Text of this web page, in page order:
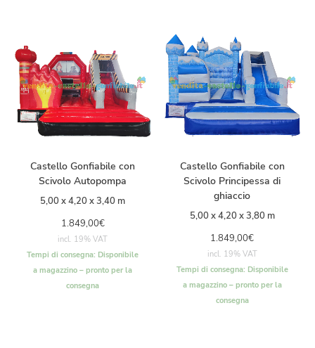
Castello Gonfiabile con
Scivolo Autopompa
5,00 x 4,20 x 3,40 m
1.849,00€
incl. 19% VAT
Tempi di consegna: Disponibile
a magazzino – pronto per la
consegna
Castello Gonfiabile con
Scivolo Principessa di
ghiaccio
5,00 x 4,20 x 3,80 m
1.849,00€
incl. 19% VAT
Tempi di consegna: Disponibile
a magazzino – pronto per la
consegna